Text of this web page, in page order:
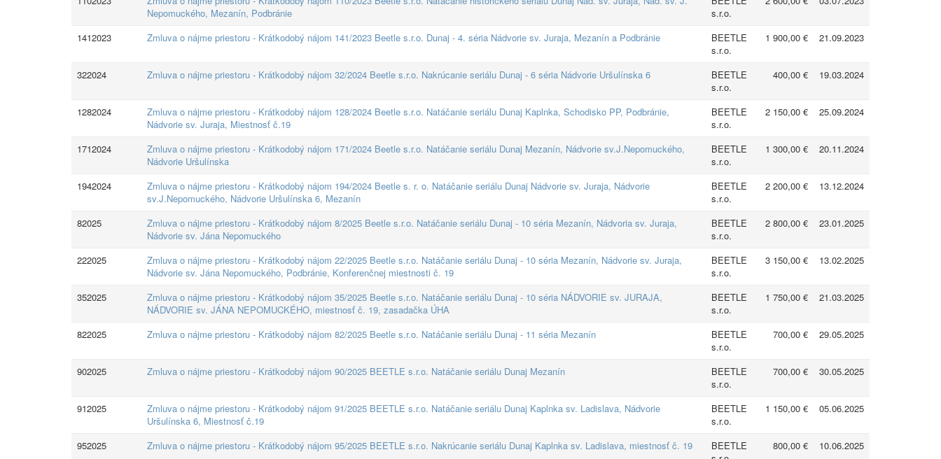
Nepomuckého, Mezanín, Podbránie
s.r.o.
1412023 Zmluva o nájme priestoru - Krátkodobý nájom 141/2023 Beetle s.r.o. Dunaj - 4. séria Nádvorie sv. Juraja, Mezanín a Podbránie
BEETLE
s.r.o.
1 900,00 € 21.09.2023
322024 Zmluva o nájme priestoru - Krátkodobý nájom 32/2024 Beetle s.r.o. Nakrúcanie seriálu Dunaj - 6 séria Nádvorie Uršulínska 6
BEETLE
s.r.o.
400,00 € 19.03.2024
1282024
Zmluva o nájme priestoru - Krátkodobý nájom 128/2024 Beetle s.r.o. Natáčanie seriálu Dunaj Kaplnka, Schodisko PP, Podbránie,
Nádvorie sv. Juraja, Miestnosť č.19
BEETLE
s.r.o.
2 150,00 € 25.09.2024
1712024
Zmluva o nájme priestoru - Krátkodobý nájom 171/2024 Beetle s.r.o. Natáčanie seriálu Dunaj Mezanín, Nádvorie sv.J.Nepomuckého,
Nádvorie Uršulínska
BEETLE
s.r.o.
1 300,00 € 20.11.2024
1942024
Zmluva o nájme priestoru - Krátkodobý nájom 194/2024 Beetle s. r. o. Natáčanie seriálu Dunaj Nádvorie sv. Juraja, Nádvorie
sv.J.Nepomuckého, Nádvorie Uršulínska 6, Mezanín
BEETLE
s.r.o.
2 200,00 € 13.12.2024
82025
Zmluva o nájme priestoru - Krátkodobý nájom 8/2025 Beetle s.r.o. Natáčanie seriálu Dunaj - 10 séria Mezanín, Nádvoria sv. Juraja,
Nádvorie sv. Jána Nepomuckého
BEETLE
s.r.o.
2 800,00 € 23.01.2025
222025
Zmluva o nájme priestoru - Krátkodobý nájom 22/2025 Beetle s.r.o. Natáčanie seriálu Dunaj - 10 séria Mezanín, Nádvorie sv. Juraja,
Nádvorie sv. Jána Nepomuckého, Podbránie, Konferenčnej miestnosti č. 19
BEETLE
s.r.o.
3 150,00 € 13.02.2025
352025
Zmluva o nájme priestoru - Krátkodobý nájom 35/2025 Beetle s.r.o. Natáčanie seriálu Dunaj - 10 séria NÁDVORIE sv. JURAJA,
NÁDVORIE sv. JÁNA NEPOMUCKÉHO, miestnosť č. 19, zasadačka ÚHA
BEETLE
s.r.o.
1 750,00 € 21.03.2025
822025 Zmluva o nájme priestoru - Krátkodobý nájom 82/2025 Beetle s.r.o. Natáčanie seriálu Dunaj - 11 séria Mezanín
BEETLE
s.r.o.
700,00 € 29.05.2025
902025 Zmluva o nájme priestoru - Krátkodobý nájom 90/2025 BEETLE s.r.o. Natáčanie seriálu Dunaj Mezanín
BEETLE
s.r.o.
700,00 € 30.05.2025
912025
Zmluva o nájme priestoru - Krátkodobý nájom 91/2025 BEETLE s.r.o. Natáčanie seriálu Dunaj Kaplnka sv. Ladislava, Nádvorie
Uršulínska 6, Miestnosť č.19
BEETLE
s.r.o.
1 150,00 € 05.06.2025
952025 Zmluva o nájme priestoru - Krátkodobý nájom 95/2025 BEETLE s.r.o. Nakrúcanie seriálu Dunaj Kaplnka sv. Ladislava, miestnosť č. 19
BEETLE
800,00 € 10.06.2025